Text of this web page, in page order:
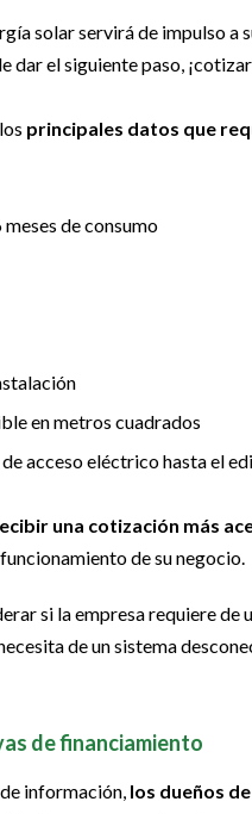
solar servirá de impulso
dar el siguiente paso,
principales datos que
de consumo
en metros cuadrados
acceso eléctrico hasta el
una cotización más
de su negocio.
si la empresa requiere de
de un sistema
de financiamiento
información, los dueños